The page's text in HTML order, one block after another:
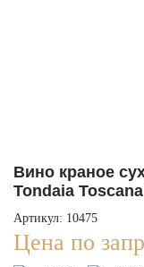
Вино краное
Tondaia
Артикул: 10475
Цена по